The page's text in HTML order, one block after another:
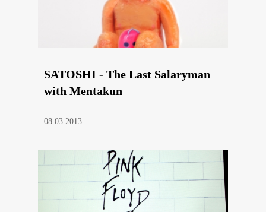
SATOSHI - The Last Salaryman
with Mentakun
08.03.2013